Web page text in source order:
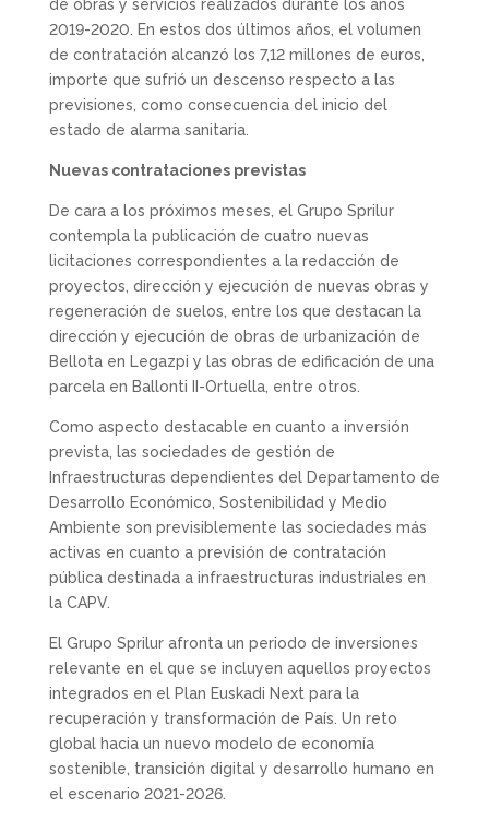
de obras y servicios realizados durante los años
2019-2020. En estos dos últimos años, el volumen
de contratación alcanzó los 7,12 millones de euros,
importe que sufrió un descenso respecto a las
previsiones, como consecuencia del inicio del
estado de alarma sanitaria.
Nuevas contrataciones previstas
De cara a los próximos meses, el Grupo Sprilur
contempla la publicación de cuatro nuevas
licitaciones correspondientes a la redacción de
proyectos, dirección y ejecución de nuevas obras y
regeneración de suelos, entre los que destacan la
dirección y ejecución de obras de urbanización de
Bellota en Legazpi y las obras de edificación de una
parcela en Ballonti II-Ortuella, entre otros.
Como aspecto destacable en cuanto a inversión
prevista, las sociedades de gestión de
Infraestructuras dependientes del Departamento de
Desarrollo Económico, Sostenibilidad y Medio
Ambiente son previsiblemente las sociedades más
activas en cuanto a previsión de contratación
pública destinada a infraestructuras industriales en
la CAPV.
El Grupo Sprilur afronta un periodo de inversiones
relevante en el que se incluyen aquellos proyectos
integrados en el Plan Euskadi Next para la
recuperación y transformación de País. Un reto
global hacia un nuevo modelo de economía
sostenible, transición digital y desarrollo humano en
el escenario 2021-2026.